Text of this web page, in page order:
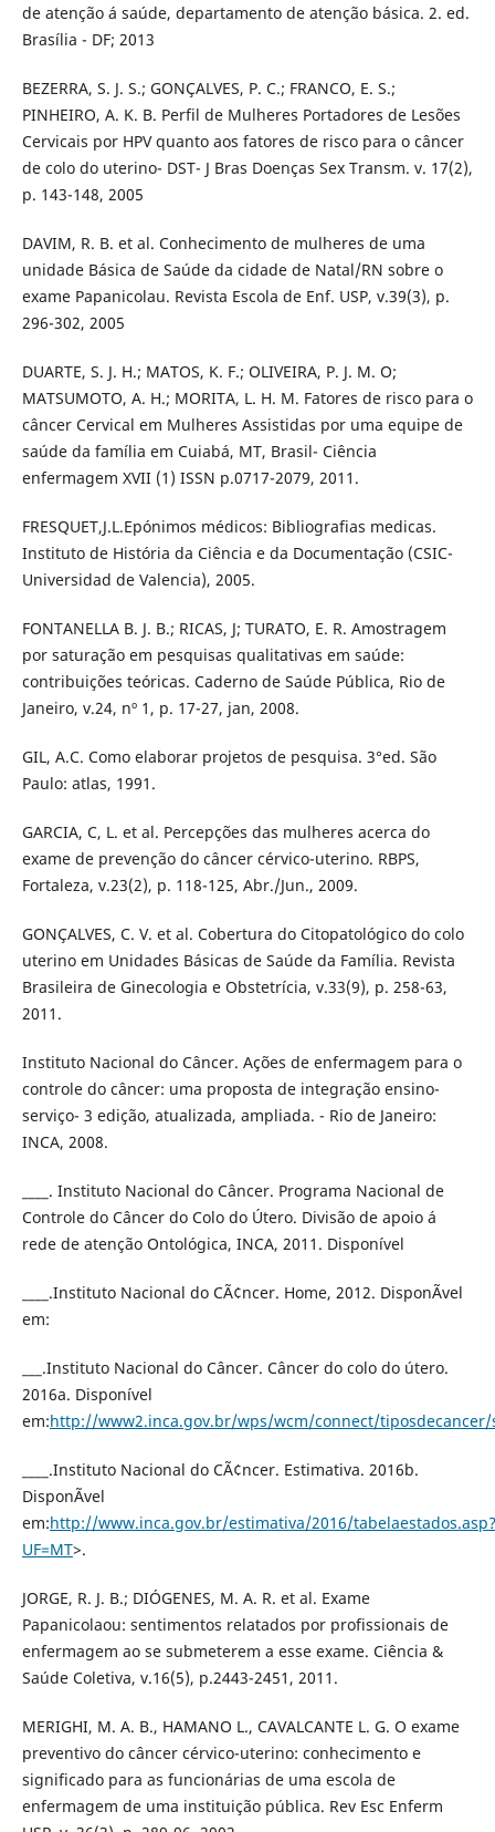
de atenção á saúde, departamento de atenção básica. 2. ed.
Brasília - DF; 2013
BEZERRA, S. J. S.; GONÇALVES, P. C.; FRANCO, E. S.;
PINHEIRO, A. K. B. Perfil de Mulheres Portadores de Lesões
Cervicais por HPV quanto aos fatores de risco para o câncer
de colo do uterino- DST- J Bras Doenças Sex Transm. v. 17(2),
p. 143-148, 2005
DAVIM, R. B. et al. Conhecimento de mulheres de uma
unidade Básica de Saúde da cidade de Natal/RN sobre o
exame Papanicolau. Revista Escola de Enf. USP, v.39(3), p.
296-302, 2005
DUARTE, S. J. H.; MATOS, K. F.; OLIVEIRA, P. J. M. O;
MATSUMOTO, A. H.; MORITA, L. H. M. Fatores de risco para o
câncer Cervical em Mulheres Assistidas por uma equipe de
saúde da família em Cuiabá, MT, Brasil- Ciência
enfermagem XVII (1) ISSN p.0717-2079, 2011.
FRESQUET,J.L.Epónimos médicos: Bibliografias medicas.
Instituto de História da Ciência e da Documentação (CSIC-
Universidad de Valencia), 2005.
FONTANELLA B. J. B.; RICAS, J; TURATO, E. R. Amostragem
por saturação em pesquisas qualitativas em saúde:
contribuições teóricas. Caderno de Saúde Pública, Rio de
Janeiro, v.24, nº 1, p. 17-27, jan, 2008.
GIL, A.C. Como elaborar projetos de pesquisa. 3°ed. São
Paulo: atlas, 1991.
GARCIA, C, L. et al. Percepções das mulheres acerca do
exame de prevenção do câncer cérvico-uterino. RBPS,
Fortaleza, v.23(2), p. 118-125, Abr./Jun., 2009.
GONÇALVES, C. V. et al. Cobertura do Citopatológico do colo
uterino em Unidades Básicas de Saúde da Família. Revista
Brasileira de Ginecologia e Obstetrícia, v.33(9), p. 258-63,
2011.
Instituto Nacional do Câncer. Ações de enfermagem para o
controle do câncer: uma proposta de integração ensino-
serviço- 3 edição, atualizada, ampliada. - Rio de Janeiro:
INCA, 2008.
____. Instituto Nacional do Câncer. Programa Nacional de
Controle do Câncer do Colo do Útero. Divisão de apoio á
rede de atenção Ontológica, INCA, 2011. Disponível
____.Instituto Nacional do CÃ¢ncer. Home, 2012. DisponÃ­vel
em:
___.Instituto Nacional do Câncer. Câncer do colo do útero.
2016a. Disponível
em:http://www2.inca.gov.br/wps/wcm/connect/
____.Instituto Nacional do CÃ¢ncer. Estimativa. 2016b.
DisponÃ­vel
em:http://www.inca.gov.br/estimativa/2016/tabelaestados.asp?
UF=MT>.
JORGE, R. J. B.; DIÓGENES, M. A. R. et al. Exame
Papanicolaou: sentimentos relatados por profissionais de
enfermagem ao se submeterem a esse exame. Ciência &
Saúde Coletiva, v.16(5), p.2443-2451, 2011.
MERIGHI, M. A. B., HAMANO L., CAVALCANTE L. G. O exame
preventivo do câncer cérvico-uterino: conhecimento e
significado para as funcionárias de uma escola de
enfermagem de uma instituição pública. Rev Esc Enferm